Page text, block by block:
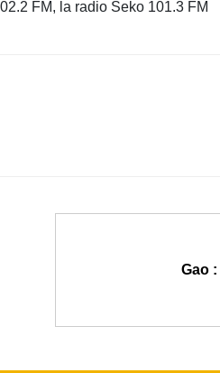
FM, la radio Seko 101.3 FM
Gao